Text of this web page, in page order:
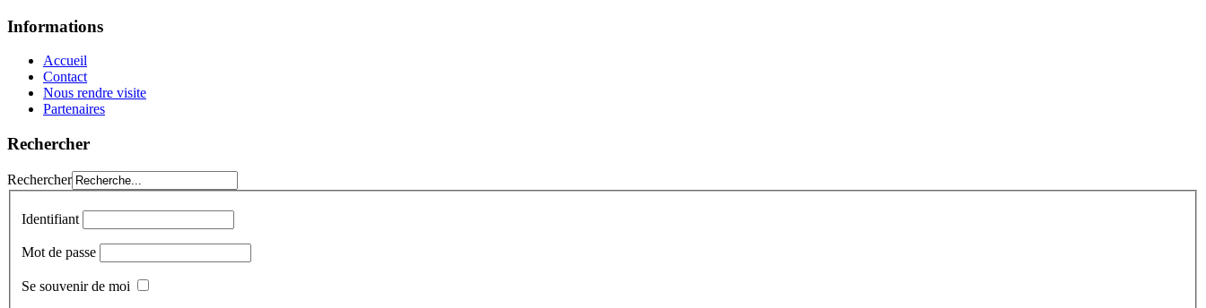
Informations
Accueil
Contact
Nous rendre visite
Partenaires
Rechercher
Rechercher
Identifiant
Mot de passe
Se souvenir de moi